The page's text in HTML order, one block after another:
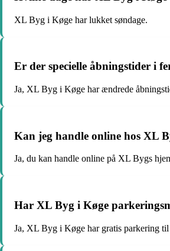
XL Byg i Køge har lukket søndage.
Er der specielle åbningstider i
Ja, XL Byg i Køge har ændrede
Kan jeg handle online hos XL
Ja, du kan handle online på XL Bygs
Har XL Byg i Køge
Ja, XL Byg i Køge har gratis parkering til